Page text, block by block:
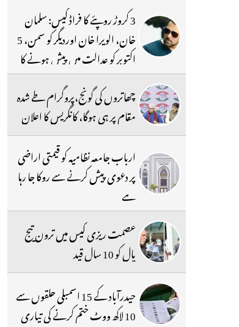
3 کروڑ روپئے کا فراڈ کیس: سلمان
خان، الویرا خان اوردیگر کو سمن، 5
اکتوبر کو عدالت میں پیش ہونے کا
حکم
چھاتروں کی گونج،پروگرام طے شدہ
مقام پر ہی ہوگا، کانگریس کا اعلان
ارباب جامعہ نظامیہ کو قیمتی اراضی
پر دعوی پیش کرنے سے روکا جا رہا
ہے
عصمت ریزی کیس میں ترون تیج
پال کو 10 سال قید
حیدرآباد کے 15 اسمبلی حلقوں سے
10 لاکھ ووٹ ختم کرنے کی تیاری